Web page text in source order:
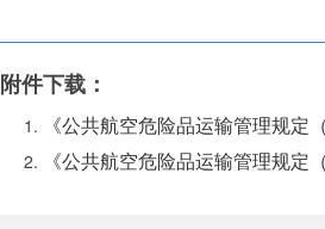
附件下载：
《公共航空危险品运输管理规定
《公共航空危险品运输管理规